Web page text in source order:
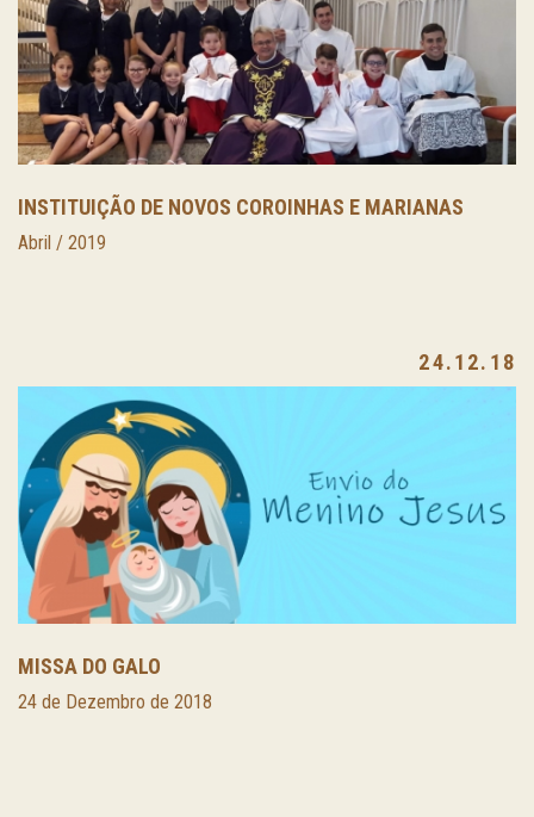
INSTITUIÇÃO DE NOVOS COROINHAS E MARIANAS
Abril / 2019
24.12.18
MISSA DO GALO
24 de Dezembro de 2018